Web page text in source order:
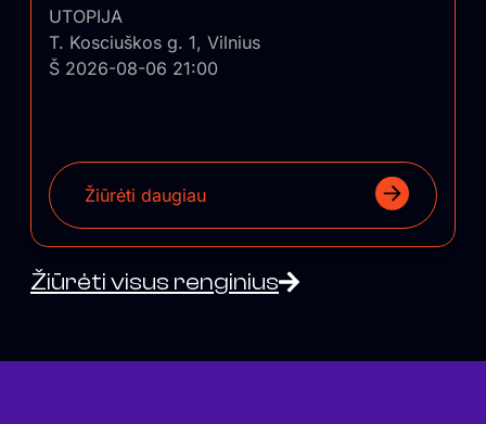
UTOPIJA
T. Kosciuškos g. 1, Vilnius
Š 2026-08-06 21:00
Žiūrėti daugiau
Žiūrėti visus renginius